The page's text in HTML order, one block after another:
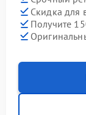
Скидка для
Получите